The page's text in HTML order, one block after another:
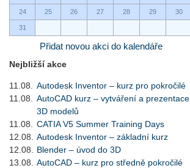
24 25 26 27 28 29 30
31
Přidat novou akci do kalendáře
Nejbližší akce
11.08.
Autodesk Inventor – kurz pro pokročilé
11.08.
AutoCAD kurz – vytváření a prezentace
3D modelů
11.08.
CATIA V5 Summer Training Days
12.08.
Autodesk Inventor – základní kurz
12.08.
Blender – úvod do 3D
13.08.
AutoCAD – kurz pro středně pokročilé